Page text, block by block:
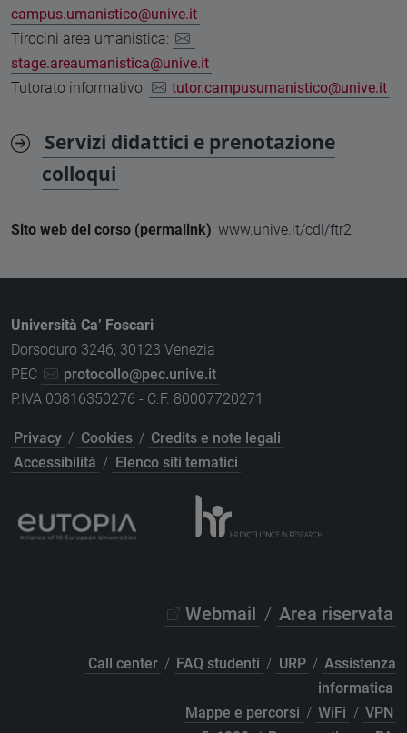
campus.umanistico@unive.it
Tirocini area umanistica:
stage.areaumanistica@unive.it
Tutorato informativo:
tutor.campusumanistico@unive.it
Servizi didattici e prenotazione
colloqui
Sito web del corso (permalink): www.unive.it/cdl/ftr2
Università Ca’ Foscari
Dorsoduro 3246, 30123 Venezia
PEC
protocollo@pec.unive.it
P.IVA 00816350276 - C.F. 80007720271
Privacy / Cookies / Credits e note legali
Accessibilità / Elenco siti tematici
Webmail / Area riservata
Call center / FAQ studenti / URP / Assistenza
informatica
Mappe e percorsi / WiFi / VPN